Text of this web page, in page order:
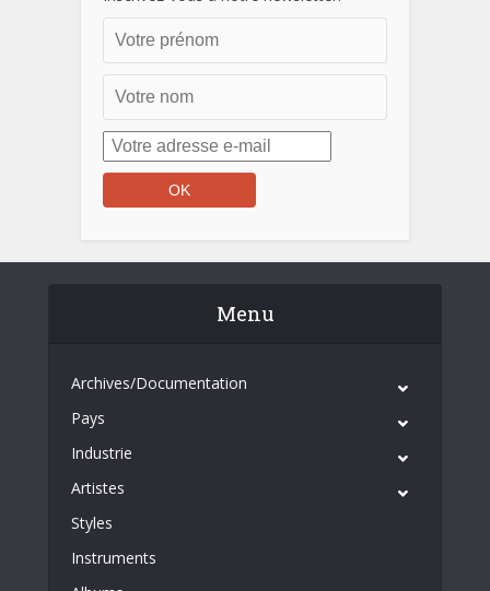
Menu
Archives/Documentation
Pays
Industrie
Artistes
Styles
Instruments